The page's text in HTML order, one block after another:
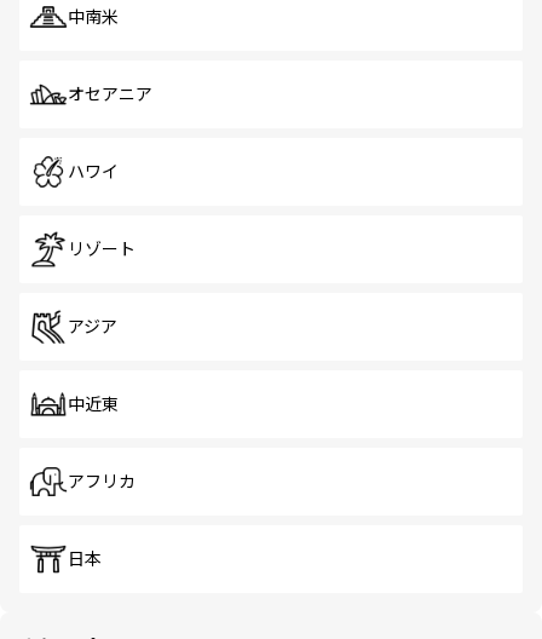
中南米
オセアニア
ハワイ
リゾート
アジア
中近東
アフリカ
日本